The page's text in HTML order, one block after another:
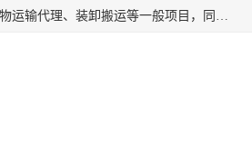
西安福鸿祥物流有限公司成立于2021年，位于陕西省西安市灞桥区，公司主要从事国内货物运输代理、装卸搬运等一般项目，同时具备道路货物运输（不含危险货物）的许可资质。凭借专业的物流服务和*的运输能力，公司致力于为客户提供安全、可靠的物流解决方案，满足多样化的运输需求，助力企业*运营。